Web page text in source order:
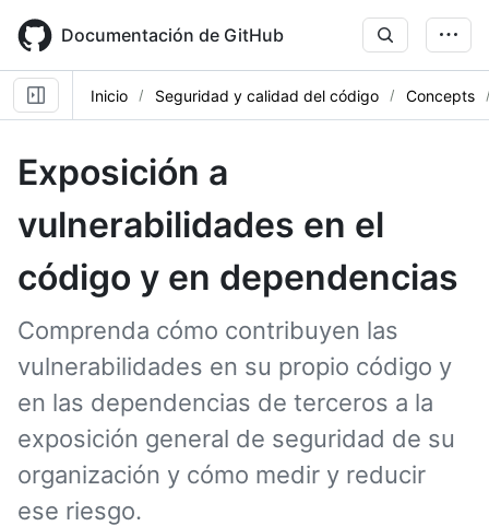
main
content
Documentación de GitHub
Inicio Seguridad y calidad del código Concepts
Exposición a
vulnerabilidades en el
código y en dependencias
Comprenda cómo contribuyen las
vulnerabilidades en su propio código y
en las dependencias de terceros a la
exposición general de seguridad de su
organización y cómo medir y reducir
ese riesgo.